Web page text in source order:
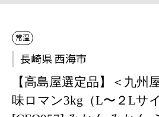
常温
長崎県 西海市
【高島屋選定品】＜九州
味ロマン3kg（L〜２Lサ